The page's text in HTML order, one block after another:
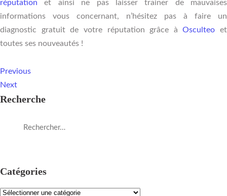
réputation et ainsi ne pas laisser trainer de mauvaises
informations vous concernant, n’hésitez pas à faire un
diagnostic gratuit de votre réputation grâce àOsculteo et
toutes ses nouveautés !
Previous
Next
Recherche
Catégories